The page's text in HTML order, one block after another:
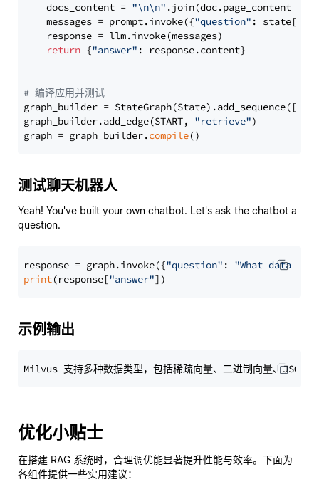
    docs_content =
"\n\n" .join(doc.page_content
    messages = prompt.invoke({
"question" : state[
    response = llm.invoke(messages)
return {"answer" : response.content}
# 编译应用并测试
graph_builder =
graph_builder.add_edge(START, "retrieve")
graph = graph_builder.compile
测试聊天机器人
Yeah! You've built your own chatbot. Let's ask the chatbot a
question.
response = graph.invoke({"question" : "What data
print(response["answer"
示例输出
优化小贴士
在搭建 RAG 系统时，合理调优能显著提升性能与效率。下面为
各组件提供一些实用建议：